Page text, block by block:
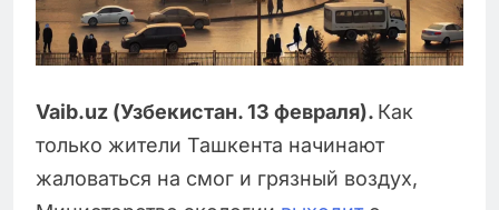
Vaib.uz (Узбекистан. 13 февраля). Как
только жители Ташкента начинают
жаловаться на смог и грязный воздух,